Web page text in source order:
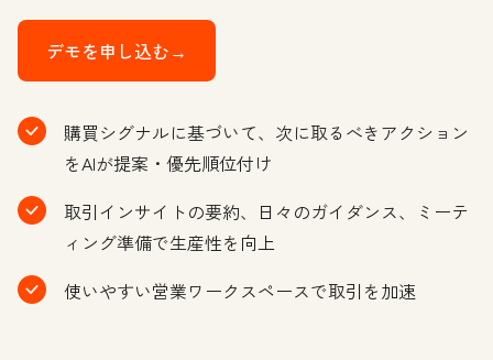
デモを申し込む→
購買シグナルに基づいて、次に取るべきアクション
をAIが提案・優先順位付け
取引インサイトの要約、日々のガイダンス、ミーテ
ィング準備で生産性を向上
使いやすい営業ワークスペースで取引を加速